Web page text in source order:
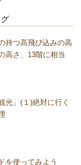
持つ高飛び込みの高
高さ、13階に相当
光」(１)絶対に行く
を使ってみよう